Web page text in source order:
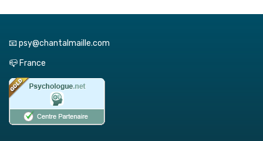
📧 psy@chantalmaille.com
📪 France